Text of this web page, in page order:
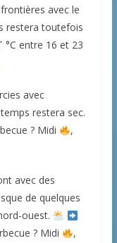
avec le
restera toutefois
°C entre 16 et 23
avec
restera sec.
? Midi
,
avec des
de quelques
ouest.
? Midi
,